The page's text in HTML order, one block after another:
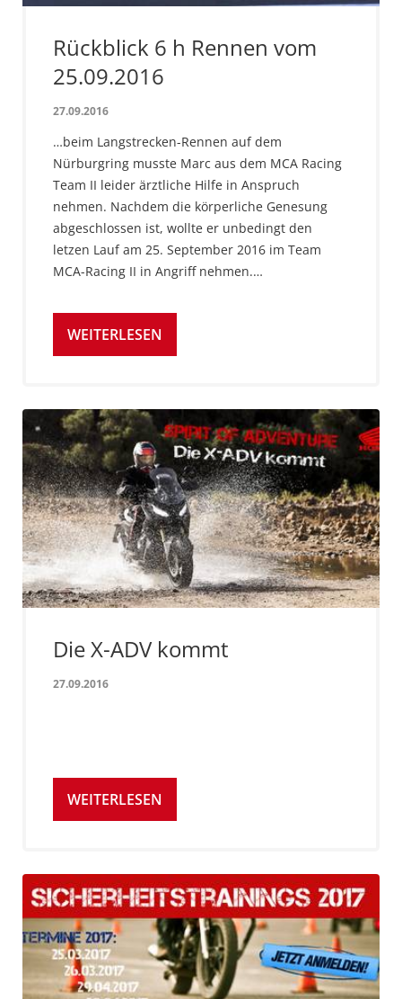
Rückblick 6 h Rennen vom
25.09.2016
27.09.2016
…beim Langstrecken-Rennen auf dem
Nürburgring musste Marc aus dem MCA Racing
Team II leider ärztliche Hilfe in Anspruch
nehmen. Nachdem die körperliche Genesung
abgeschlossen ist, wollte er unbedingt den
letzen Lauf am 25. September 2016 im Team
MCA-Racing II in Angriff nehmen.…
WEITERLESEN
Die X-ADV kommt
27.09.2016
WEITERLESEN